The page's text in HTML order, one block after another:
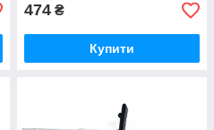
474 ₴
Купити